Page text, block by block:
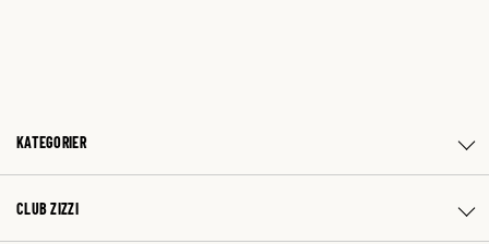
KATEGORIER
CLUB ZIZZI